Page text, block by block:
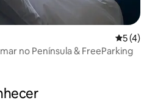
5 de
5 (4)
no Península & FreeParking